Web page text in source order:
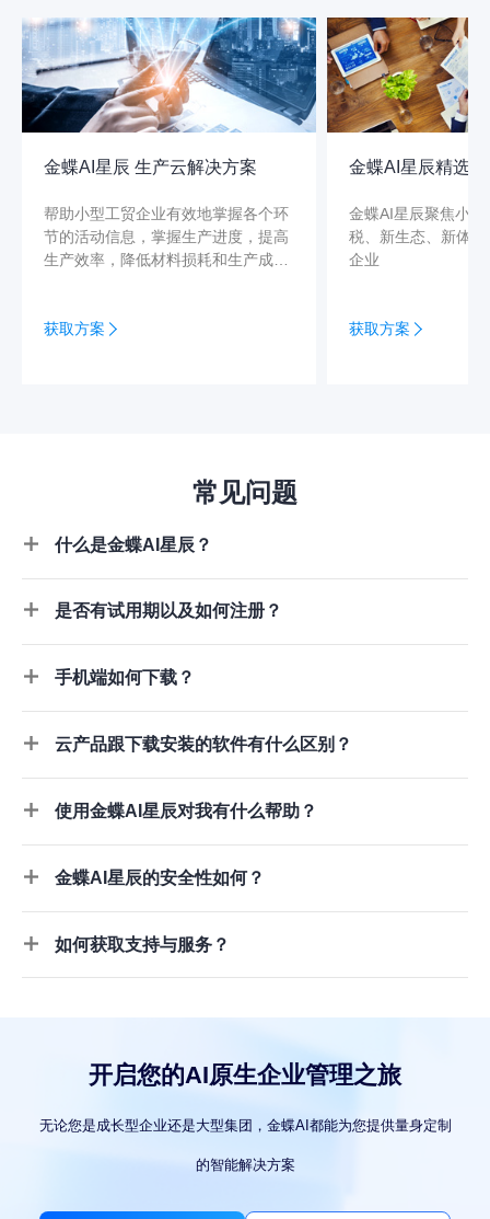
金蝶AI星辰 生产云解决方案
帮助小型工贸企业有效地掌握各个环
节的活动信息，掌握生产进度，提高
生产效率，降低材料损耗和生产成
获取方案
金蝶AI星辰精选
金蝶AI星辰聚焦小
税、新生态、新体
企业
获取方案
常见问题
什么是金蝶AI星辰？
是否有试用期以及如何注册？
手机端如何下载？
云产品跟下载安装的软件有什么区别？
使用金蝶AI星辰对我有什么帮助？
金蝶AI星辰的安全性如何？
如何获取支持与服务？
开启您的AI原生企业管理之旅
无论您是成长型企业还是大型集团，金蝶AI都能为您提供量身定制
的智能解决方案